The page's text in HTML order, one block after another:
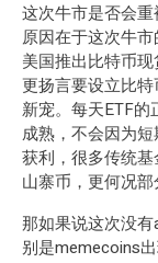
这次牛市是否会
原因在于这次牛
美国推出比特币
更扬言要设立比
新宠。每天ETF
成熟，不会因为
获利，很多传统
山寨币，更何况
那如果说这次没
别是memecoins